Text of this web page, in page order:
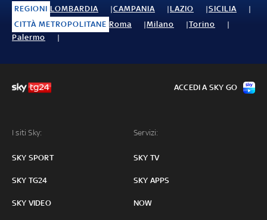
REGIONI LOMBARDIA CAMPANIA LAZIO
SICILIA
CITTÀ METROPOLITANE Roma Milano
Torino
Palermo
I siti Sky:
SKY SPORT
SKY TG24
SKY VIDEO
Servizi:
SKY TV
SKY APPS
NOW
ACCEDI A SKY GO